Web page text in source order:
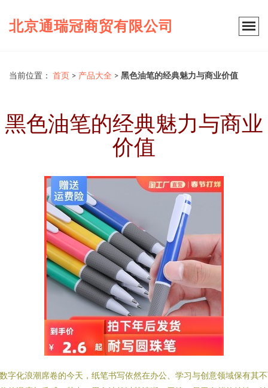
北京通瑞冠商贸有限公司
当前位置： 首页 > 产品大全 > 黑色油笔的经典魅力与商业价值
黑色油笔的经典魅力与商业
价值
字化浪潮席卷的今天，纸笔书写依然在办公、学习与创意领域保有其